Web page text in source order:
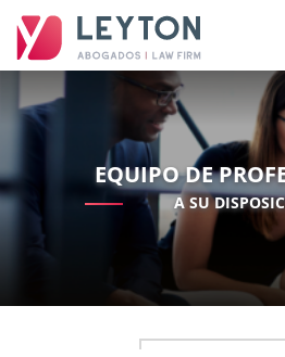
EQUIPO DE
A SU